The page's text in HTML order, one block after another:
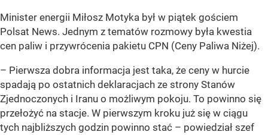
Minister energii Miłosz Motyka był w piątek gościem
Polsat News. Jednym z tematów rozmowy była kwestia
cen paliw i przywrócenia pakietu CPN (Ceny Paliwa Niżej).
– Pierwsza dobra informacja jest taka, że ceny w hurcie
spadają po ostatnich deklaracjach ze strony Stanów
Zjednoczonych i Iranu o możliwym pokoju. To powinno się
przełożyć na stacje. W pierwszym kroku już się w ciągu
tych najbliższych godzin powinno stać – powiedział szef